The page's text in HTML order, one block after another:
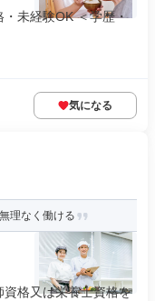
未経験OK ＜学歴・
気になる
理なく働ける
格又は栄養士資格を